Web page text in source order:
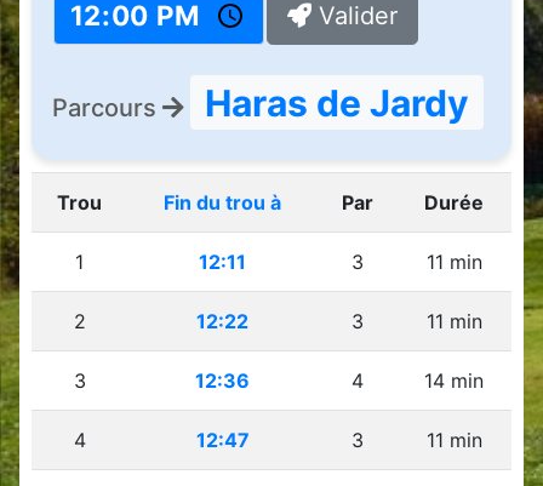
Valider
Parcours Haras de Jardy
Trou Fin du trou à Par Durée
1 12:11 3 11 min
2 12:22 3 11 min
3 12:36 4 14 min
4 12:47 3 11 min